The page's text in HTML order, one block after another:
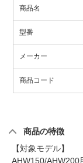
商品名
型番
メーカー
商品コード
商品の特徴
【対象モデル】
AHW150/AHW200